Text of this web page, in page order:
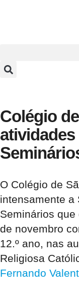
Colégio
O Colégio de
intensamente a
Seminários
de novembro
12.º ano, nas
Religiosa
Fernando